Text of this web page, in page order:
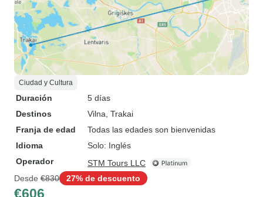
Ciudad y Cultura
Duración
5 días
Destinos
Vilna , Trakai
Franja de edad
Todas las edades son bienvenidas
Idioma
Solo: Inglés
Operador
STM Tours LLC
Desde €830 27% de descuento
€606